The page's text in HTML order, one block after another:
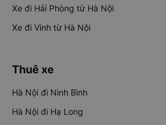
Xe đi Hải Phòng từ Hà Nội
Xe đi Vinh từ Hà Nội
Thuê xe
Hà Nội đi Ninh Bình
Hà Nội đi Hạ Long